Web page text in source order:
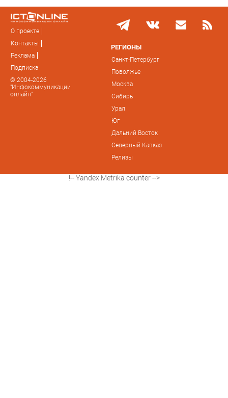
О проекте
Контакты
Реклама
Подписка
© 2004-2026
"Инфокоммуникации
онлайн"
РЕГИОНЫ
Санкт-Петербург
Поволжье
Москва
Сибирь
Урал
Юг
Дальний Восток
Северный Кавказ
Релизы
!-- Yandex.Metrika counter -->